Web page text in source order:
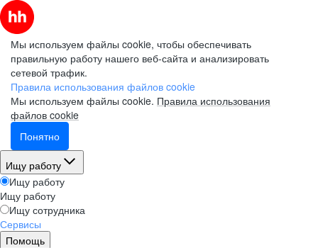
Мы используем файлы cookie, чтобы обеспечивать
правильную работу нашего веб-сайта и анализировать
сетевой трафик.
Правила использования файлов cookie
Мы используем файлы cookie. Правила использования
файлов cookie
Понятно
Ищу работу
Ищу работу
Ищу работу
Ищу сотрудника
Сервисы
Помощь